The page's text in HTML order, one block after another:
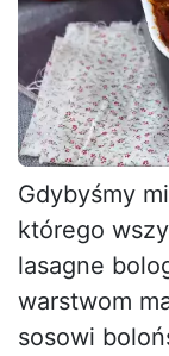
Gdybyśmy
którego
lasagne
warstwom
sosowi